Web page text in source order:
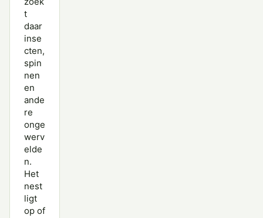
t
daar
inse
cten,
spin
nen
en
ande
re
onge
werv
elde
n.
Het
nest
ligt
op of